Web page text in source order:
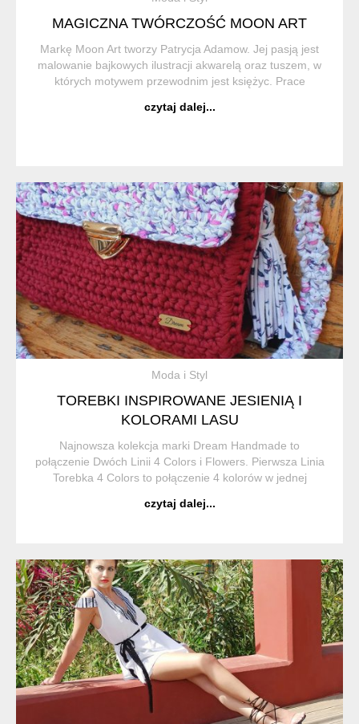
MAGICZNA TWÓRCZOŚĆ MOON ART
Markę Moon Art tworzy Patrycja Adamow. Jej pasją jest
malowanie bajkowych ilustracji akwarelą oraz tuszem, w
których motywem przewodnim jest księżyc. Prace
obce. Moon A...
czytaj dalej...
Moda i Styl
TOREBKI INSPIROWANE JESIENIĄ I
KOLORAMI LASU
Najnowsza kolekcja marki Dream Handmade to
połączenie Dwóch Linii 4 Colors i Flowers. Pierwsza Linia
Torebka 4 Colors to połączenie 4 kolorów w jednej
kolorami nawiązuje do kolorów jesie...
czytaj dalej...